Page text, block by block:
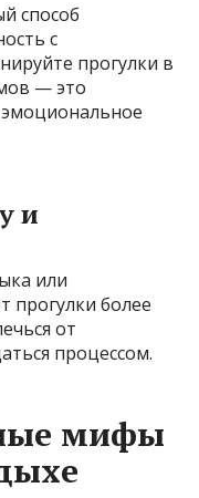
способ
с
прогулки в
— это
и
или
прогулки более
от
процессом.
мифы